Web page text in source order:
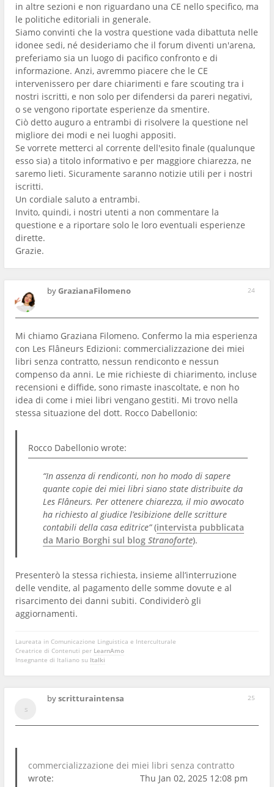
in altre sezioni e non riguardano una CE nello specifico, ma
le politiche editoriali in generale.
Siamo convinti che la vostra questione vada dibattuta nelle
idonee sedi, né desideriamo che il forum diventi un'arena,
preferiamo sia un luogo di pacifico confronto e di
informazione. Anzi, avremmo piacere che le CE
intervenissero per dare chiarimenti e fare scouting tra i
nostri iscritti, e non solo per difendersi da pareri negativi,
o se vengono riportate esperienze da smentire.
Ciò detto auguro a entrambi di risolvere la questione nel
migliore dei modi e nei luoghi appositi.
Se vorrete metterci al corrente dell'esito finale (qualunque
esso sia) a titolo informativo e per maggiore chiarezza, ne
saremo lieti. Sicuramente saranno notizie utili per i nostri
iscritti.
Un cordiale saluto a entrambi.
Invito, quindi, i nostri utenti a non commentare la
questione e a riportare solo le loro eventuali esperienze
dirette.
Grazie.
24
byGrazianaFilomeno
Mi chiamo Graziana Filomeno. Confermo la mia esperienza
con Les Flâneurs Edizioni: commercializzazione dei miei
libri senza contratto, nessun rendiconto e nessun
compenso da anni. Le mie richieste di chiarimento, incluse
recensioni e diffide, sono rimaste inascoltate, e non ho
idea di come i miei libri vengano gestiti. Mi trovo nella
stessa situazione del dott. Rocco Dabellonio:
Rocco Dabellonio wrote:
“In assenza di rendiconti, non ho modo di sapere
quante copie dei miei libri siano state distribuite da
Les Flâneurs. Per ottenere chiarezza, il mio avvocato
ha richiesto al giudice l’esibizione delle scritture
contabili della casa editrice”(intervista pubblicata
da Mario Borghi sul blog Stranoforte).
Presenterò la stessa richiesta, insieme all’interruzione
delle vendite, al pagamento delle somme dovute e al
risarcimento dei danni subiti. Condividerò gli
aggiornamenti.
Laureata in Comunicazione Linguistica e Interculturale
Creatrice di Contenuti per LearnAmo
Insegnante di Italiano su Italki
25
byscritturaintensa
commercializzazione dei miei libri senza contratto
wrote:
Thu Jan 02, 2025 12:08 pm